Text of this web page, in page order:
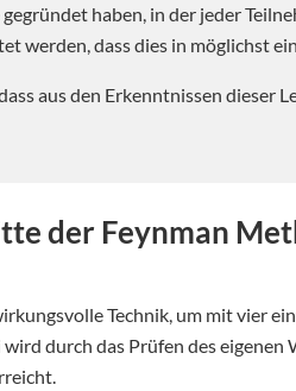
haben, in der jeder
werden, dass dies in möglichst
aus den Erkenntnissen
der Feynman
Technik, um mit vier
durch das Prüfen des